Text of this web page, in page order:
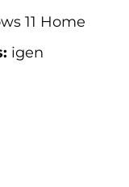
11 Home
igen